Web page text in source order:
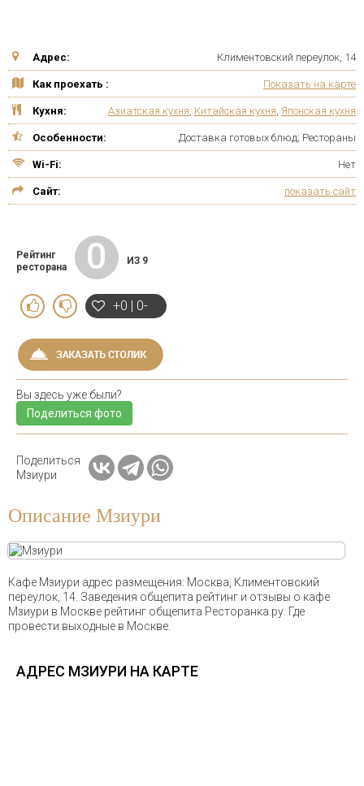
Адрес: Климентовский переулок, 14
Как проехать : Показать на карте
Кухня: Азиатская кухня Китайская кухня Японская кухня
Особенности: Доставка готовых блюд; Рестораны
Wi-Fi: Нет
Сайт: показать сайт
Рейтинг
ресторана
0 ИЗ 9
+0 | 0-
Вы здесь уже были?
Поделиться фото
Поделиться
Мзиури
Описание Мзиури
Кафе Мзиури адрес размещения: Москва, Климентовский
переулок, 14. Заведения общепита рейтинг и отзывы о кафе
Мзиури в Москве рейтинг общепита Ресторанка.ру. Где
провести выходные в Москве.
АДРЕС МЗИУРИ НА КАРТЕ